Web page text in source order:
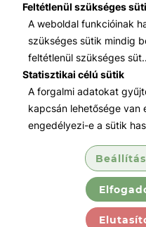
Feltétlenül szükséges
A weboldal funkcióinak
szükséges sütik mindig
feltétlenül szükséges
Statisztikai célú sütik
A forgalmi adatokat
kapcsán lehetősége van
engedélyezi-e a sütik
Összes
Tőzsde / Tőkepiac
szakvizsga f...
Értékpapírok
háttere,
elemzésének alapjai.
KURZUS IDŐPONTJA
Kezdés 2026. 09.